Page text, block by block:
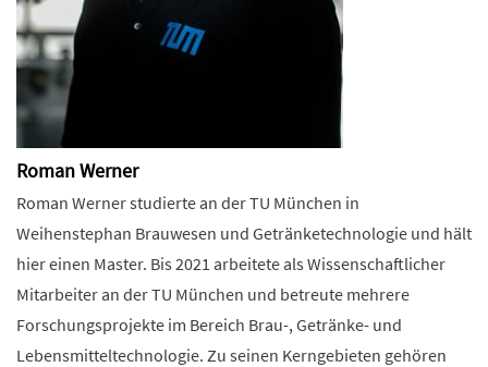
Roman Werner
Roman Werner studierte an der TU München in
Weihenstephan Brauwesen und Getränketechnologie und hält
hier einen Master. Bis 2021 arbeitete als Wissenschaftlicher
Mitarbeiter an der TU München und betreute mehrere
Forschungsprojekte im Bereich Brau-, Getränke- und
Lebensmitteltechnologie. Zu seinen Kerngebieten gehören